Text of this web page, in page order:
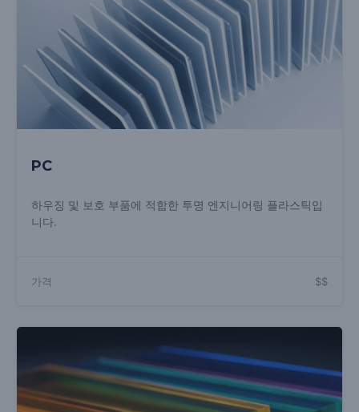
PC
하우징 및 보호 부품에 적합한 투명 엔지니어링 플라스틱입
니다.
가격 $$